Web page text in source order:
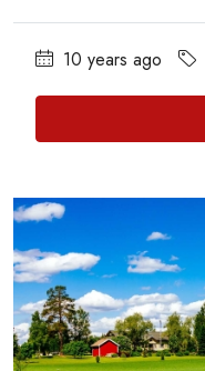
10 years ago